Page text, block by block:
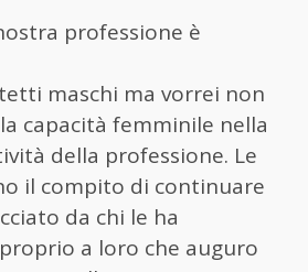
professione è
maschi ma vorrei non
capacità femminile nella
della professione. Le
il compito di continuare
da chi le ha
a loro che auguro